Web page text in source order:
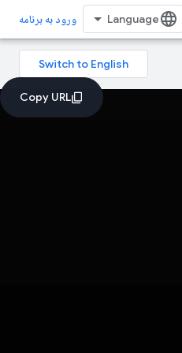
ورود به برنامه